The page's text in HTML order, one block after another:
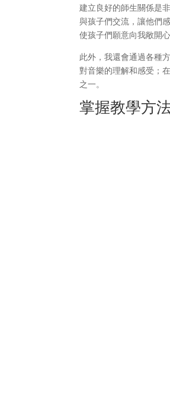
建立良好的師生關係是
與孩子們交流，讓他們
使孩子們願意向我敞開心
此外，我還會通過各種
對音樂的理解和感受；
之一。
掌握教學方